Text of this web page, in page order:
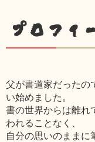
プロフィ
父が書道家だったの
い始めました。
書の世界からは離れ
われることなく、
自分の思いのままに